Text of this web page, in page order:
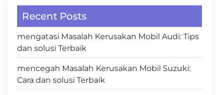
Recent Posts
mengatasi Masalah Kerusakan Mobil Audi: Tips
dan solusi Terbaik
mencegah Masalah Kerusakan Mobil Suzuki:
Cara dan solusi Terbaik